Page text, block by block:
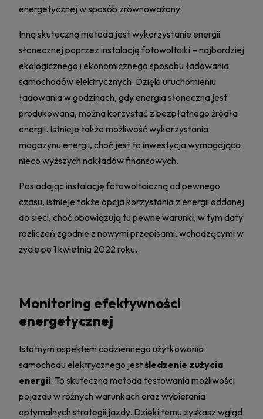
energetycznej w sposób zrównoważony.
Inną skuteczną metodą jest wykorzystanie energii
słonecznej poprzez instalację fotowoltaiki – najbardziej
ekologicznego i ekonomicznego sposobu ładowania
samochodów elektrycznych. Dzięki uruchomieniu
ładowania w godzinach, gdy energia słoneczna jest
produkowana, można korzystać z bezpłatnego źródła
energii. Istnieje także możliwość wykorzystania
magazynu energii, choć jest to inwestycja wymagająca
nieco wyższych nakładów finansowych.
Posiadając instalację fotowoltaiczną od pewnego
czasu, istnieje także opcja korzystania z energii oddanej
do sieci, choć obowiązują tu pewne warunki, w tym daty
rozliczeń zgodnie z nowymi przepisami, wchodzącymi w
życie po 1 kwietnia 2022 roku.
Monitoring efektywności
energetycznej
Istotnym aspektem codziennego użytkowania
samochodu elektrycznego jestśledzenie zużycia
energii. To skuteczna metoda testowania możliwości
pojazdu w różnych warunkach oraz wybierania
optymalnych strategii jazdy. Dzięki temu zyskasz wgląd